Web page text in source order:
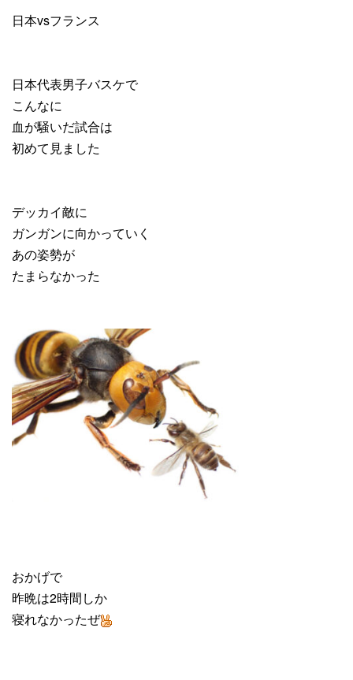
日本vsフランス
日本代表男子バスケで
こんなに
血が騒いだ試合は
初めて見ました
デッカイ敵に
ガンガンに向かっていく
あの姿勢が
たまらなかった
おかげで
昨晩は2時間しか
寝れなかったぜ